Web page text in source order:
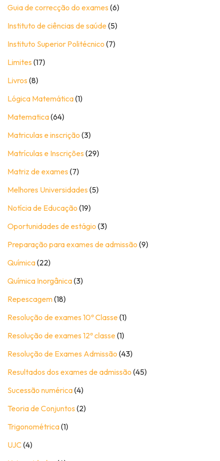
Guia de correcção do exames (6)
Instituto de ciências de saúde (5)
Instituto Superior Politécnico (7)
Limites (17)
Livros (8)
Lógica Matemática(1)
Matematica(64)
Matriculas e inscrição (3)
Matrículas e Inscrições (29)
Matriz de exames (7)
Melhores Universidades (5)
Notícia de Educação (19)
Oportunidades de estágio (3)
Preparação para exames de admissão (9)
Química(22)
Química Inorgânica(3)
Repescagem(18)
Resolução de exames 10ª Classe (1)
Resolução de exames 12ª classe (1)
Resolução de Exames Admissão (43)
Resultados dos exames de admissão (45)
Sucessão numérica(4)
Teoria de Conjuntos (2)
Trigonométrica(1)
UJC (4)